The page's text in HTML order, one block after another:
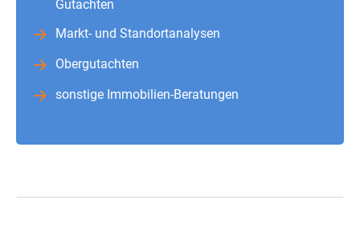
Gutachten
Markt- und Standortanalysen
Obergutachten
sonstige Immobilien-Beratungen